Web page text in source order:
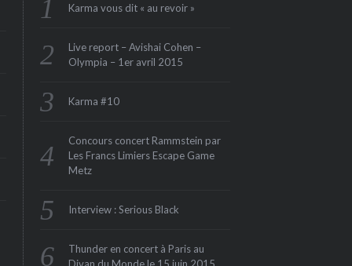
Karma vous dit « au revoir »
Live report – Avishai Cohen –
Olympia – 1er avril 2015
Karma #10
Concours concert Rammstein par
Les Francs Limiers Escape Game
Metz
Interview : Serious Black
Thunder en concert à Paris au
Divan du Monde le 15 juin 2015